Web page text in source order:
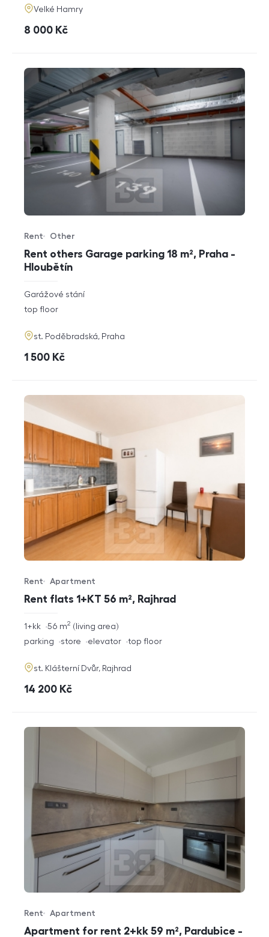
adresa
Velké Hamry
cena
8 000 Kč
Rent others Garage parking 18 m², Praha -
Hloubětín
Offer type
Rent
Property type
Other
rozměry
disposition
Garážové stání
funkce
top floor
adresa
st. Poděbradská, Praha
cena
1 500 Kč
Rent flats 1+KT 56 m², Rajhrad
Offer type
Rent
Property type
Apartment
rozměry
disposition
1+kk living area
56 m2
funkce
parking store elevator top floor
adresa
st. Klášterní Dvůr, Rajhrad
cena
14 200 Kč
Apartment for rent 2+kk 59 m², Pardubice -
Offer type
Rent
Property type
Apartment